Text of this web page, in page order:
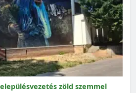
zöld szemmel